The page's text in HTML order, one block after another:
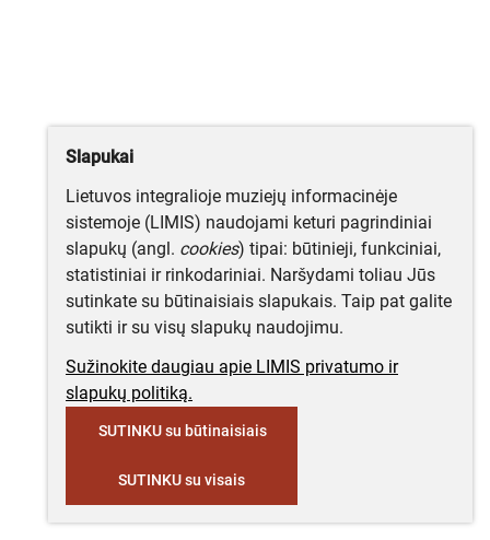
Slapukai
Lietuvos integralioje muziejų informacinėje
sistemoje (LIMIS) naudojami keturi pagrindiniai
slapukų (angl. cookies) tipai: būtinieji, funkciniai,
statistiniai ir rinkodariniai. Naršydami toliau Jūs
sutinkate su būtinaisiais slapukais. Taip pat galite
sutikti ir su visų slapukų naudojimu.
Sužinokite daugiau apie LIMIS privatumo ir
slapukų politiką.
SUTINKU su būtinaisiais
SUTINKU su visais